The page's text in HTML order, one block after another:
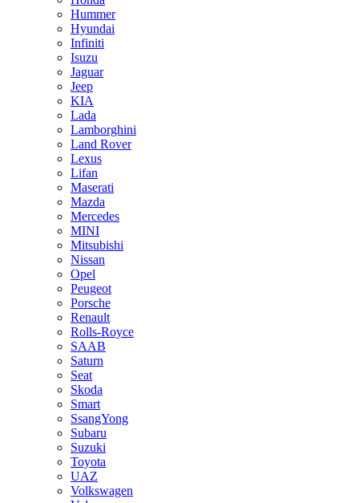
Hummer
Hyundai
Infiniti
Isuzu
Jaguar
Jeep
KIA
Lada
Lamborghini
Land Rover
Lexus
Lifan
Maserati
Mazda
Mercedes
MINI
Mitsubishi
Nissan
Opel
Peugeot
Porsche
Renault
Rolls-Royce
SAAB
Saturn
Seat
Skoda
Smart
SsangYong
Subaru
Suzuki
Toyota
UAZ
Volkswagen